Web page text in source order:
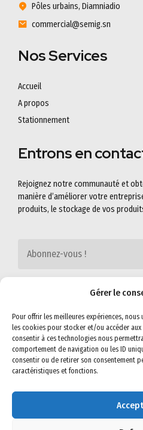
Gérer le
Pour offrir les meilleures expériences,
les cookies pour stocker et/ou accéder
consentir à ces technologies nous
comportement de navigation ou les ID
consentir ou de retirer son consentement
caractéristiques et fonctions.
Pôles urbains, Diamniadio
commercial@semig.sn
Nos Services
Accueil
A propos
Stationnement
Entrons en
Rejoignez notre communauté et
manière d’améliorer votre
produits, le stockage de vos